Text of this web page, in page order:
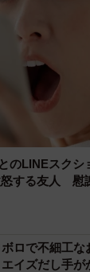
のLINEスク
する友人 慰
ロで不細工
イズだし手が